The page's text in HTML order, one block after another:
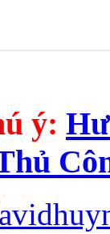
ý: